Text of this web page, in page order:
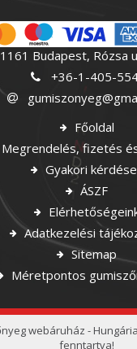
1161 Budapest, Rózsa
+36-1-405-
Főoldal
Megrendelés, fizetés
Gyakori
ÁSZF
Adatkezelési
Sitemap
Méretpontos
webáruház -
fenntartva!